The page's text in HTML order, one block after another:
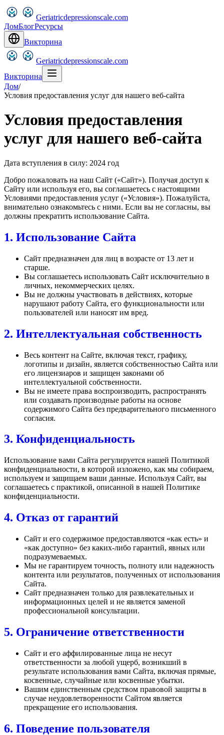
Geriatricdepressionscale.com
ДомБлогРесурсы
Викторина
Geriatricdepressionscale.com
Викторина
Дом/
Условия предоставления услуг для нашего веб-сайта
Условия предоставления
услуг для нашего веб-сайта
Дата вступления в силу: 2024 год
Добро пожаловать на наш Сайт («Сайт»). Получая доступ к
Сайту или используя его, вы соглашаетесь с настоящими
Условиями предоставления услуг («Условия»). Пожалуйста,
внимательно ознакомьтесь с ними. Если вы не согласны, вы
должны прекратить использование Сайта.
1. Использование Сайта
Сайт предназначен для лиц в возрасте от 13 лет и
старше.
Вы соглашаетесь использовать Сайт исключительно в
личных, некоммерческих целях.
Вы не должны участвовать в действиях, которые
нарушают работу Сайта, его функциональности или
пользователей или наносят им вред.
2. Интеллектуальная собственность
Весь контент на Сайте, включая текст, графику,
логотипы и дизайн, является собственностью Сайта или
его лицензиаров и защищен законами об
интеллектуальной собственности.
Вы не имеете права воспроизводить, распространять
или создавать производные работы на основе
содержимого Сайта без предварительного письменного
согласия.
3. Конфиденциальность
Использование вами Сайта регулируется нашей Политикой
конфиденциальности, в которой изложено, как мы собираем,
используем и защищаем ваши данные. Используя Сайт, вы
соглашаетесь с практикой, описанной в нашей Политике
конфиденциальности.
4. Отказ от гарантий
Сайт и его содержимое предоставляются «как есть» и
«как доступно» без каких-либо гарантий, явных или
подразумеваемых.
Мы не гарантируем точность, полноту или надежность
контента или результатов, полученных от использования
Сайта.
Сайт предназначен только для развлекательных и
информационных целей и не является заменой
профессиональной консультации.
5. Ограничение ответственности
Сайт и его аффилированные лица не несут
ответственности за любой ущерб, возникший в
результате использования вами Сайта, включая прямые,
косвенные, случайные или косвенные убытки.
Вашим единственным средством правовой защиты в
случае неудовлетворенности Сайтом является
прекращение его использования.
6. Поведение пользователя